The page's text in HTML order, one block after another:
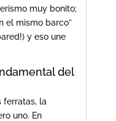
muy bonito;
el mismo barco”
y eso une
del
ferratas, la
uno. En